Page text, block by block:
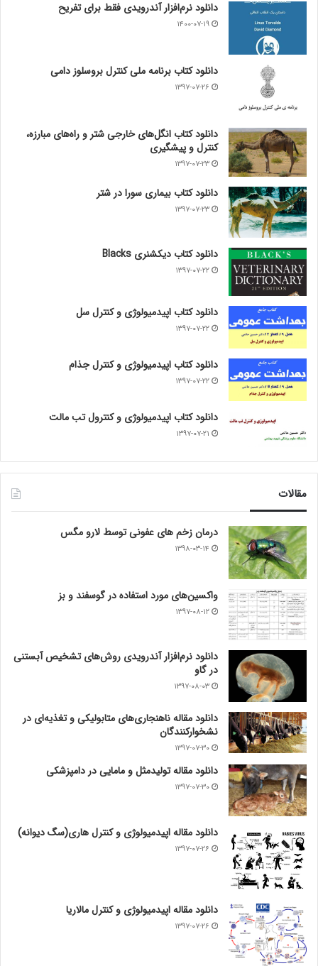
دانلود نرم‌افزار آندرویدی فقط برای تفریح
۱۴۰۰-۰۷-۱۹
دانلود کتاب برنامه ملی کنترل بروسلوز دامی
۱۳۹۷-۰۷-۲۶
دانلود کتاب انگل‌های خارجی شتر و راه‌های مبارزه،
کنترل و پیشگیری
۱۳۹۷-۰۷-۲۳
دانلود کتاب بیماری سورا در شتر
۱۳۹۷-۰۷-۲۳
دانلود کتاب دیکشنری Blacks
۱۳۹۷-۰۷-۲۲
دانلود کتاب اپیدمیولوژی و کنترل سل
۱۳۹۷-۰۷-۲۲
دانلود کتاب اپیدمیولوژی و کنترل جذام
۱۳۹۷-۰۷-۲۲
دانلود کتاب اپیدمیولوژی و کنترول تب مالت
۱۳۹۷-۰۷-۲۱
مقالات
درمان زخم های عفونی توسط لارو مگس
۱۳۹۸-۰۳-۱۴
واکسین‌های مورد استفاده در گوسفند و بز
۱۳۹۷-۰۸-۱۲
دانلود نرم‌افزار آندرویدی روش‌های تشخیص آبستنی
در گاو
۱۳۹۷-۰۸-۰۳
دانلود مقاله ناهنجاری‌های متابولیکی و تغذیه‌ای در
نشخوارکنندگان
۱۳۹۷-۰۷-۳۰
دانلود مقاله تولیدمثل و مامایی در دامپزشکی
۱۳۹۷-۰۷-۳۰
دانلود مقاله اپیدمیولوژی و کنترل هاری(سگ دیوانه)
۱۳۹۷-۰۷-۲۶
دانلود مقاله اپیدمیولوژی و کنترل مالاریا
۱۳۹۷-۰۷-۲۶